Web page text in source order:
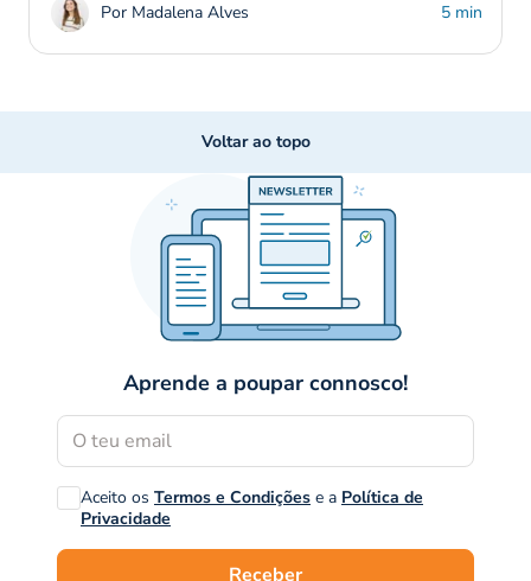
Por Madalena Alves 5 min
Voltar ao topo
Aprende a poupar connosco!
Aceito os Termos e Condições e a Política de
Privacidade
Receber